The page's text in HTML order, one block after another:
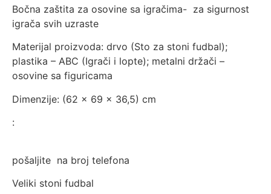
Bočna zaštita za osovine sa igračima- za sigurnost
igrača svih uzraste
Materijal proizvoda: drvo (Sto za stoni fudbal);
plastika – ABC (Igrači i lopte); metalni držači –
osovine sa figuricama
Dimenzije: (62 x 69 x 36,5) cm
:
pošaljite na broj telefona
Veliki stoni fudbal